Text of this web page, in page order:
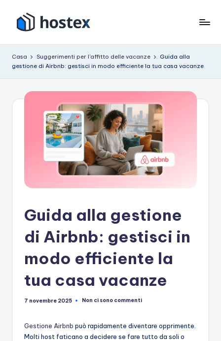
contenuto
s
p
tuo
artificiale
Casa Suggerimenti per l'affitto delle vacanze
Guida alla
gestione di Airbnb: gestisci in modo efficiente la tua casa vacanze
Guida alla gestione
di Airbnb: gestisci in
modo efficiente la
tua casa vacanze
7 novembre 2025 Non ci sono commenti
Gestione Airbnb può rapidamente diventare opprimente.
Molti host faticano a decidere se fare tutto da soli o